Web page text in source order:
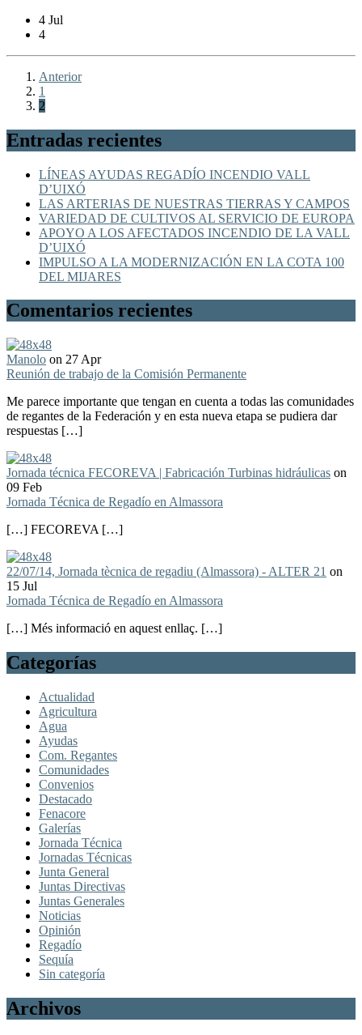
4 Jul
4
Anterior
1
2
Entradas recientes
LÍNEAS AYUDAS REGADÍO INCENDIO VALL
D’UIXÓ
LAS ARTERIAS DE NUESTRAS TIERRAS Y CAMPOS
VARIEDAD DE CULTIVOS AL SERVICIO DE EUROPA
APOYO A LOS AFECTADOS INCENDIO DE LA VALL
D’UIXÓ
IMPULSO A LA MODERNIZACIÓN EN LA COTA 100
DEL MIJARES
Comentarios recientes
Manolo on 27 Apr
Reunión de trabajo de la Comisión Permanente
Me parece importante que tengan en cuenta a todas las comunidades
de regantes de la Federación y en esta nueva etapa se pudiera dar
respuestas […]
Jornada técnica FECOREVA | Fabricación Turbinas hidráulicas on
09 Feb
Jornada Técnica de Regadío en Almassora
[…] FECOREVA […]
22/07/14, Jornada tècnica de regadiu (Almassora) - ALTER 21 on
15 Jul
Jornada Técnica de Regadío en Almassora
[…] Més informació en aquest enllaç. […]
Categorías
Actualidad
Agricultura
Agua
Ayudas
Com. Regantes
Comunidades
Convenios
Destacado
Fenacore
Galerías
Jornada Técnica
Jornadas Técnicas
Junta General
Juntas Directivas
Juntas Generales
Noticias
Opinión
Regadío
Sequía
Sin categoría
Archivos